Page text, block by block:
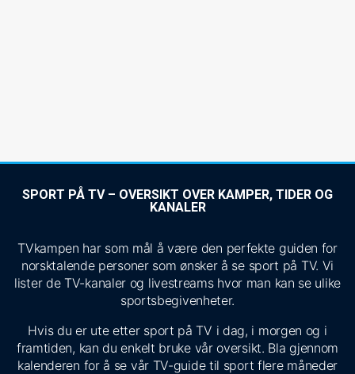
SPORT PÅ TV – OVERSIKT OVER KAMPER, TIDER OG
KANALER
TVkampen har som mål å være den perfekte guiden for
norsktalende personer som ønsker å se sport på TV. Vi
lister de TV-kanaler og livestreams hvor man kan se ulike
sportsbegivenheter.
Hvis du er ute etter sport på TV i dag, i morgen og i
framtiden, kan du enkelt bruke vår oversikt. Bla gjennom
kalenderen for å se vår TV-guide til sport flere måneder